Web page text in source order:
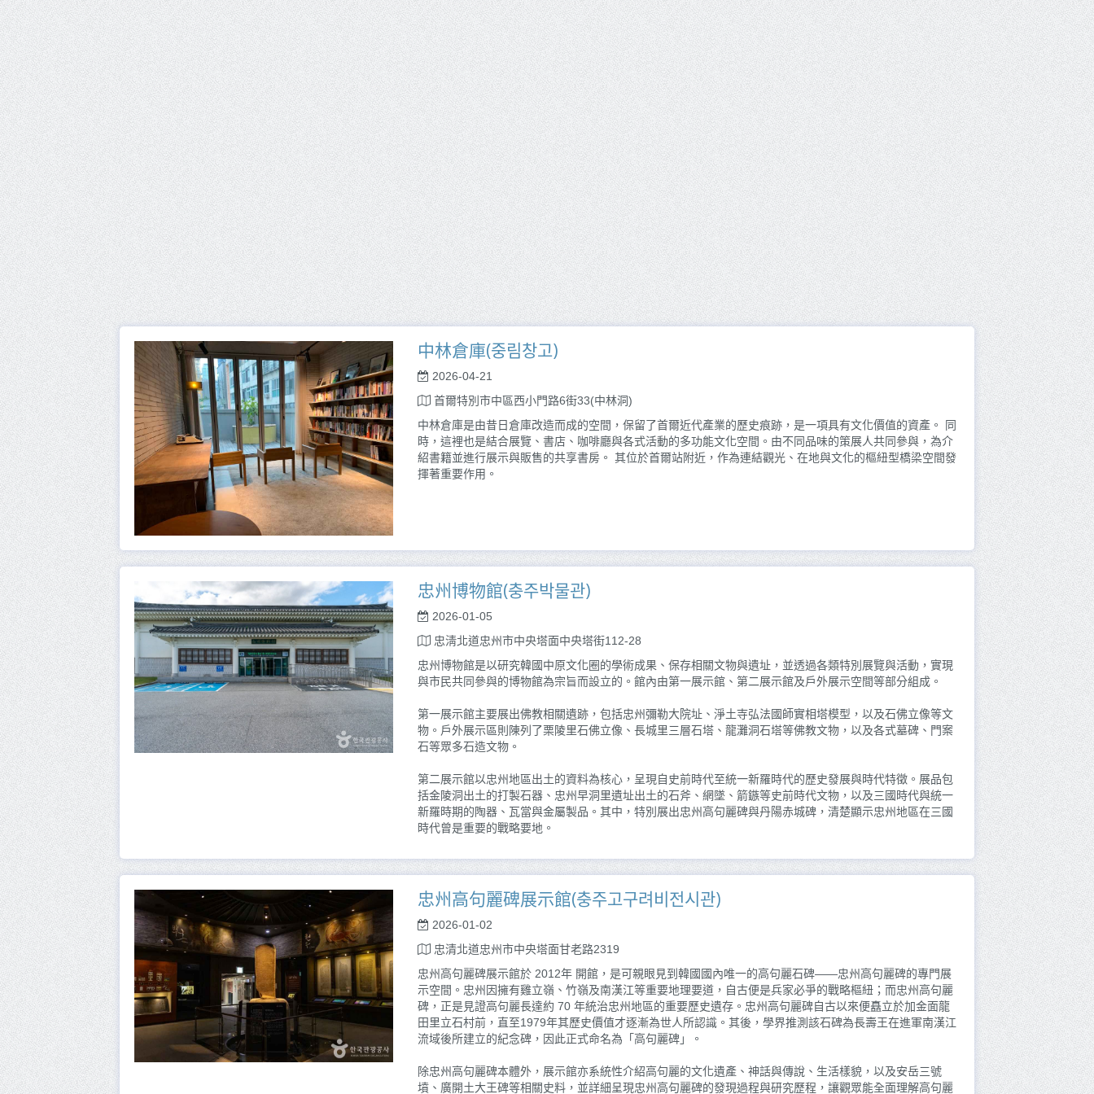
中林倉庫(중림창고)
2026-04-21
首爾特別市中區西小門路6街33(中林洞)
中林倉庫是由昔日倉庫改造而成的空間，保留了首爾近代產業的歷史痕跡，是一項具有文化價值的資產。 同
時，這裡也是結合展覽、書店、咖啡廳與各式活動的多功能文化空間。由不同品味的策展人共同參與，為介
紹書籍並進行展示與販售的共享書房。 其位於首爾站附近，作為連結觀光、在地與文化的樞紐型橋梁空間發
揮著重要作用。
忠州博物館(충주박물관)
2026-01-05
忠淸北道忠州市中央塔面中央塔街112-28
忠州博物館是以研究韓國中原文化圈的學術成果、保存相關文物與遺址，並透過各類特別展覽與活動，實現
與市民共同參與的博物館為宗旨而設立的。館內由第一展示館、第二展示館及戶外展示空間等部分組成。
第一展示館主要展出佛教相關遺跡，包括忠州彌勒大院址、淨土寺弘法國師實相塔模型，以及石佛立像等文
物。戶外展示區則陳列了栗陵里石佛立像、長城里三層石塔、龍灘洞石塔等佛教文物，以及各式墓碑、門案
石等眾多石造文物。
第二展示館以忠州地區出土的資料為核心，呈現自史前時代至統一新羅時代的歷史發展與時代特徵。展品包
括金陵洞出土的打製石器、忠州早洞里遺址出土的石斧、網墜、箭鏃等史前時代文物，以及三國時代與統一
新羅時期的陶器、瓦當與金屬製品。其中，特別展出忠州高句麗碑與丹陽赤城碑，清楚顯示忠州地區在三國
時代曾是重要的戰略要地。
忠州高句麗碑展示館(충주고구려비전시관)
2026-01-02
忠清北道忠州市中央塔面甘老路2319
忠州高句麗碑展示館於 2012年 開館，是可親眼見到韓國國內唯一的高句麗石碑——忠州高句麗碑的專門展
示空間。忠州因擁有雞立嶺、竹嶺及南漢江等重要地理要道，自古便是兵家必爭的戰略樞紐；而忠州高句麗
碑，正是見證高句麗長達約 70 年統治忠州地區的重要歷史遺存。忠州高句麗碑自古以來便矗立於加金面龍
田里立石村前，直至1979年其歷史價值才逐漸為世人所認識。其後，學界推測該石碑為長壽王在進軍南漢江
流域後所建立的紀念碑，因此正式命名為「高句麗碑」。
除忠州高句麗碑本體外，展示館亦系統性介紹高句麗的文化遺產、神話與傳說、生活樣貌，以及安岳三號
墳、廣開土大王碑等相關史料，並詳細呈現忠州高句麗碑的發現過程與研究歷程，讓觀眾能全面理解高句麗